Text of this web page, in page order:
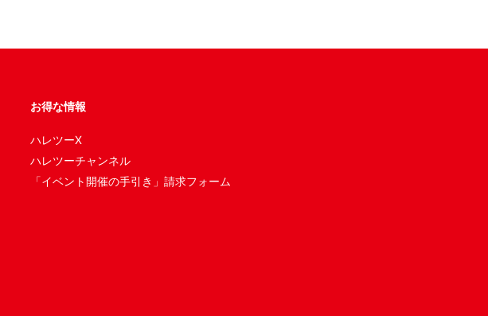
お得な情報
ハレツーX
ハレツーチャンネル
「イベント開催の手引き」請求フォーム